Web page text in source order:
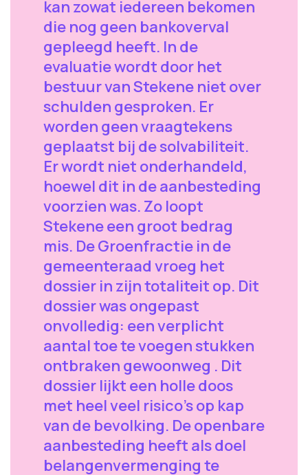
kan zowat iedereen bekomen
die nog geen bankoverval
gepleegd heeft. In de
evaluatie wordt door het
bestuur van Stekene niet over
schulden gesproken. Er
worden geen vraagtekens
geplaatst bij de solvabiliteit.
Er wordt niet onderhandeld,
hoewel dit in de aanbesteding
voorzien was. Zo loopt
Stekene een groot bedrag
mis. De Groenfractie in de
gemeenteraad vroeg het
dossier in zijn totaliteit op. Dit
dossier was ongepast
onvolledig: een verplicht
aantal toe te voegen stukken
ontbraken gewoonweg . Dit
dossier lijkt een holle doos
met heel veel risico's op kap
van de bevolking. De openbare
aanbesteding heeft als doel
belangenvermenging te